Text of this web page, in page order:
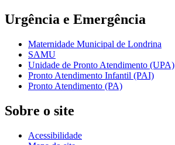
Urgência e Emergência
Maternidade Municipal de Londrina
SAMU
Unidade de Pronto Atendimento (UPA)
Pronto Atendimento Infantil (PAI)
Pronto Atendimento (PA)
Sobre o site
Acessibilidade